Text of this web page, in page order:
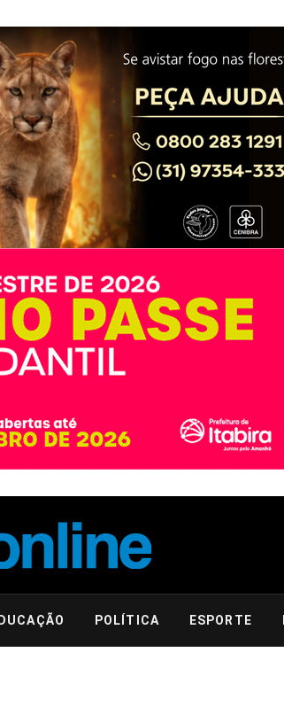
POLÍTICA ESPORTE